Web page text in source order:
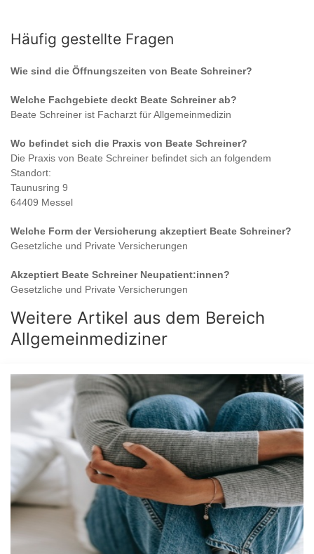
Häufig gestellte Fragen
Wie sind die Öffnungszeiten von Beate Schreiner?
Welche Fachgebiete deckt Beate Schreinerab?
Beate Schreiner ist Facharzt für Allgemeinmedizin
Wo befindet sich die Praxis von Beate Schreiner?
Die Praxis von Beate Schreiner befindet sich an folgendem
Standort:
Taunusring 9
64409 Messel
Welche Form der Versicherung akzeptiert Beate Schreiner?
Gesetzliche und Private Versicherungen
Akzeptiert Beate SchreinerNeupatient:innen?
Gesetzliche und Private Versicherungen
Weitere Artikel aus dem Bereich
Allgemeinmediziner